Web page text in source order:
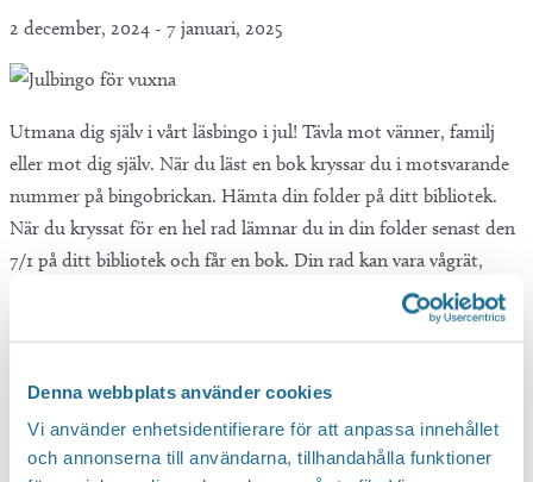
Denna webbplats använder cookies
Vi använder enhetsidentifierare för att anpassa innehållet
och annonserna till användarna, tillhandahålla funktioner
2 december, 2024 - 7 januari, 2025
Utmana dig själv i vårt läsbingo i jul! Tävla mot vänner, familj
eller mot dig själv. När du läst en bok kryssar du i motsvarande
nummer på bingobrickan. Hämta din folder på ditt bibliotek.
När du kryssat för en hel rad lämnar du in din folder senast den
7/1 på ditt bibliotek och får en bok. Din rad kan vara vågrät,